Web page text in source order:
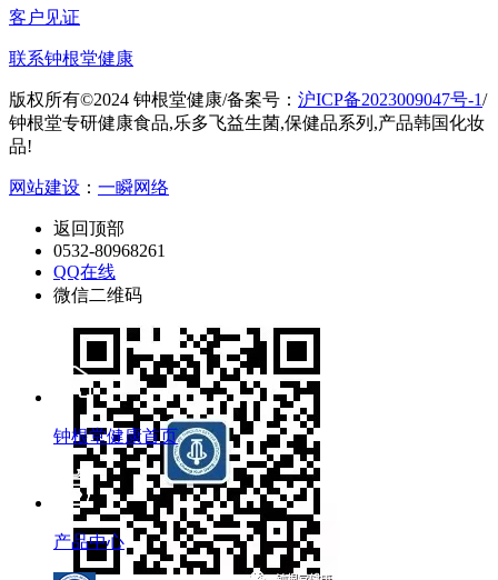
客户见证
联系钟根堂健康
版权所有©2024 钟根堂健康/备案号： 沪ICP备2023009047号-1/
钟根堂专研健康食品,乐多飞益生菌,保健品系列,产品韩国化妆
品!
网站建设 ： 一瞬网络
返回顶部
0532-80968261
QQ在线
微信二维码
钟根堂健康首页
产品中心